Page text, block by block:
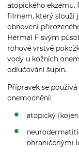
atopického ekzému.
filmem, který slouží
obnovení
Hermal F svým
rohové vrstvě
vody u kožních
odlučování šupin.
Přípravek se
onemocnění:
atopický
ohraničenými